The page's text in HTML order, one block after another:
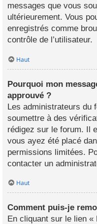
messages que vous
ultérieurement. Vous
enregistrés comme
contrôle de l’utilisateur.
Haut
Pourquoi mon
approuvé ?
Les administrateurs du
soumettre à des
rédigez sur le forum. Il
vous ayez été placé
permissions limitées.
contacter un
Haut
Comment puis-je
En cliquant sur le lien